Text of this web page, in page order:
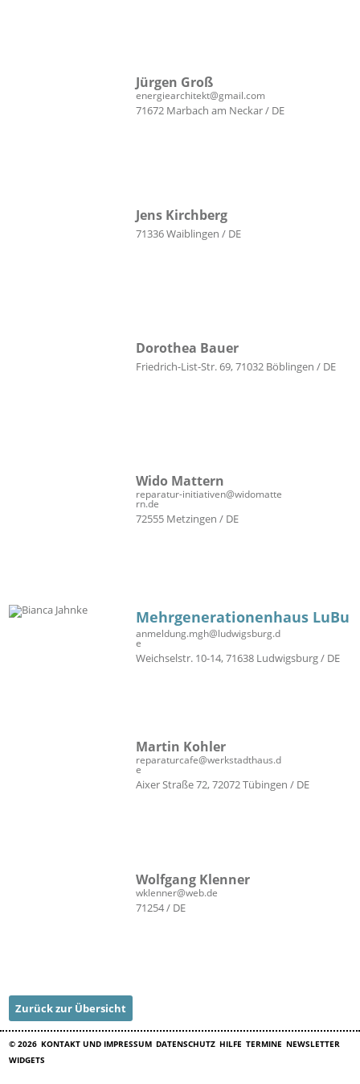
Jürgen Groß
energiearchitekt@gmail.com
71672 Marbach am Neckar / DE
Jens Kirchberg
71336 Waiblingen / DE
Dorothea Bauer
Friedrich-List-Str. 69, 71032 Böblingen / DE
Wido Mattern
reparatur-initiativen@widomatte
rn.de
72555 Metzingen / DE
Mehrgenerationenhaus LuBu
anmeldung.mgh@ludwigsburg.d
e
Weichselstr. 10-14, 71638 Ludwigsburg / DE
Martin Kohler
reparaturcafe@werkstadthaus.d
e
Aixer Straße 72, 72072 Tübingen / DE
Wolfgang Klenner
wklenner@web.de
71254 / DE
Zurück zur Übersicht
© 2026 KONTAKT UND IMPRESSUM DATENSCHUTZ HILFE TERMINE NEWSLETTER
WIDGETS